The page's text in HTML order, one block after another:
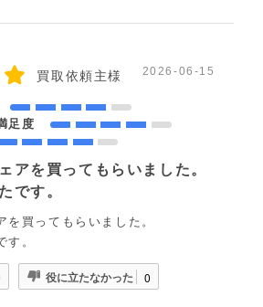
買取依頼主様 2026-06-15
足度
アを買ってもらいました。
です。
を買ってもらいました。
す。
役に立たなかった 0